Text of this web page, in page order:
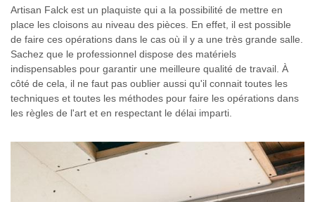
Artisan Falck est un plaquiste qui a la possibilité de mettre en
place les cloisons au niveau des pièces. En effet, il est possible
de faire ces opérations dans le cas où il y a une très grande salle.
Sachez que le professionnel dispose des matériels
indispensables pour garantir une meilleure qualité de travail. À
côté de cela, il ne faut pas oublier aussi qu'il connait toutes les
techniques et toutes les méthodes pour faire les opérations dans
les règles de l'art et en respectant le délai imparti.